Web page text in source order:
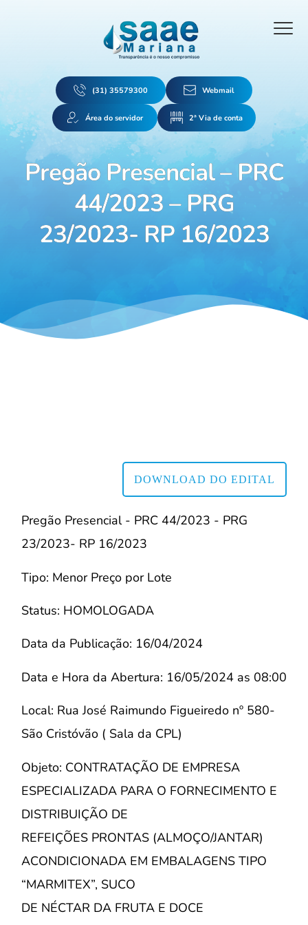
(31) 35579300 Webmail
Área do servidor 2ª Via de conta
Pregão Presencial – PRC
44/2023 – PRG
23/2023- RP 16/2023
DOWNLOAD DO EDITAL
Pregão Presencial - PRC 44/2023 - PRG
23/2023- RP 16/2023
Tipo: Menor Preço por Lote
Status: HOMOLOGADA
Data da Publicação: 16/04/2024
Data e Hora da Abertura: 16/05/2024 as 08:00
Local: Rua José Raimundo Figueiredo nº 580-
São Cristóvão ( Sala da CPL)
Objeto: CONTRATAÇÃO DE EMPRESA
ESPECIALIZADA PARA O FORNECIMENTO E
DISTRIBUIÇÃO DE
REFEIÇÕES PRONTAS (ALMOÇO/JANTAR)
ACONDICIONADA EM EMBALAGENS TIPO
“MARMITEX”, SUCO
DE NÉCTAR DA FRUTA E DOCE